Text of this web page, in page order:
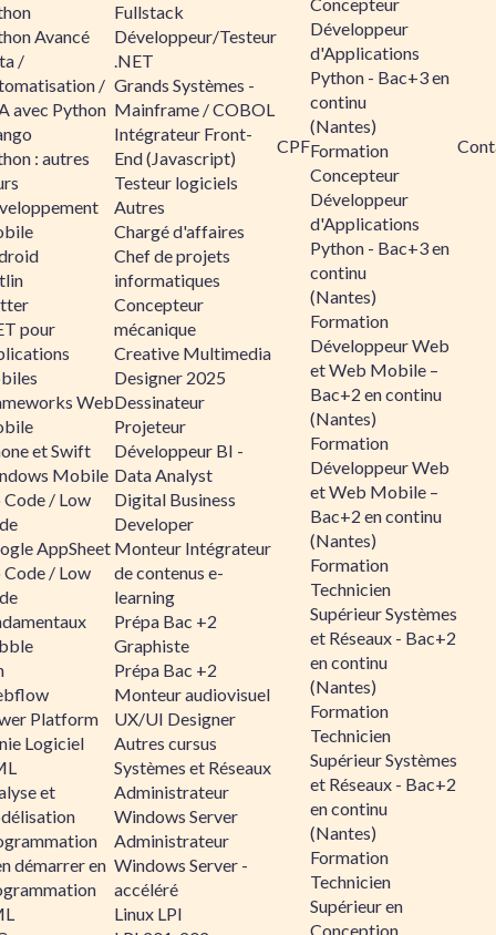
Avancé
/
/
avec Python
: autres
pour
Web
et Swift
Mobile
/ Low
AppSheet
/ Low
Platform
Logiciel
et
démarrer en
Fullstack
Développeur/Testeur
.NET
Grands Systèmes -
Mainframe / COBOL
Intégrateur Front-
End (Javascript)
Testeur logiciels
Autres
Chargé d'affaires
Chef de projets
informatiques
Concepteur
mécanique
Creative Multimedia
Designer 2025
Dessinateur
Projeteur
Développeur BI -
Data Analyst
Digital Business
Developer
Monteur Intégrateur
de contenus e-
learning
Prépa Bac +2
Graphiste
Prépa Bac +2
Monteur audiovisuel
UX/UI Designer
Autres cursus
Systèmes et Réseaux
Administrateur
Windows Server
Administrateur
Windows Server -
accéléré
Linux LPI
CPF
Développeur
d'Applications
Python - Bac+3 en
continu
(Nantes)
Formation
Concepteur
Développeur
d'Applications
Python - Bac+3 en
continu
(Nantes)
Formation
Développeur Web
et Web Mobile –
Bac+2 en continu
(Nantes)
Formation
Développeur Web
et Web Mobile –
Bac+2 en continu
(Nantes)
Formation
Technicien
Supérieur Systèmes
et Réseaux - Bac+2
en continu
(Nantes)
Formation
Technicien
Supérieur Systèmes
et Réseaux - Bac+2
en continu
(Nantes)
Formation
Technicien
Supérieur en
Conception